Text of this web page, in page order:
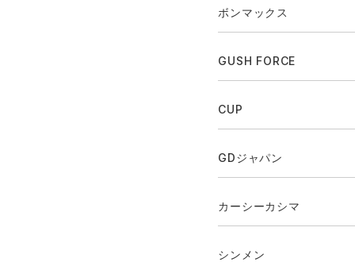
ボンマックス
GUSH FORCE
CUP
GDジャパン
カーシーカシマ
シンメン